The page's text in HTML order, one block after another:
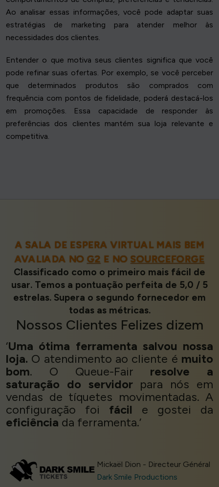
Ao analisar essas informações, você pode adaptar suas
estratégias de marketing para atender melhor às
necessidades dos clientes.
Entender o que motiva seus clientes significa que você
pode refinar suas ofertas. Por exemplo, se você perceber
que determinados produtos são comprados com
frequência com pontos de fidelidade, poderá destacá-los
em promoções. Essa capacidade de responder às
preferências dos clientes mantém sua loja relevante e
competitiva.
A SALA DE ESPERA VIRTUAL MAIS BEM
AVALIADA NOG2 E NO SOURCEFORGE
Classificado como o primeiro mais fácil de
usar. Temos a pontuação perfeita de 5,0 / 5
estrelas. Supera o segundo fornecedor em
todas as métricas.
Nossos Clientes Felizes dizem
‘Uma ótima ferramenta salvou nossa
loja. O atendimento ao cliente é muito
bom. O Queue-Fair resolve a
saturação do servidorpara nós em
vendas de tíquetes movimentadas. A
configuração foi fácil e gostei da
eficiência da ferramenta.’
Mickaël Dion - Directeur Général
Dark Smile Productions